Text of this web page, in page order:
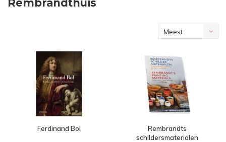
Rembrandthuis
Meest
Ferdinand Bol
Rembrandts
schildersmaterialen